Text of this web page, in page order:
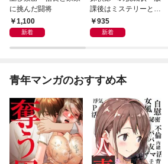
に挑んだ闘将
1,100
新着
課後はミステリーとと
もに 新装版
935
新着
青年マンガのおすすめ本